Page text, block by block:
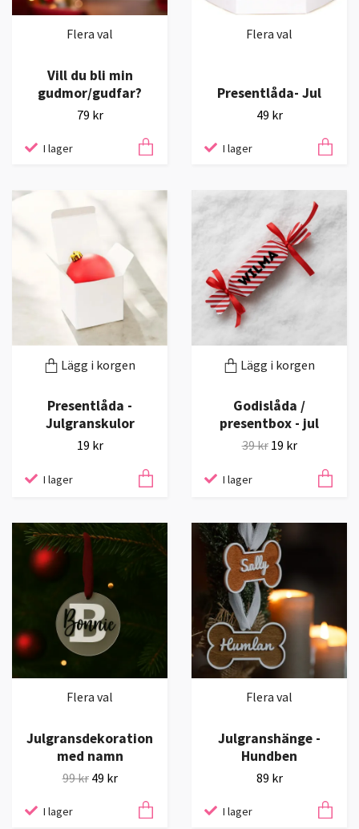
Flera val
Vill du bli min
gudmor/gudfar?
79 kr
I lager
Flera val
Presentlåda- Jul
49 kr
I lager
Lägg i korgen
Presentlåda -
Julgranskulor
19 kr
I lager
Lägg i korgen
Godislåda /
presentbox - jul
39 kr 19 kr
I lager
Flera val
Julgransdekoration
med namn
99 kr 49 kr
I lager
Flera val
Julgranshänge -
Hundben
89 kr
I lager